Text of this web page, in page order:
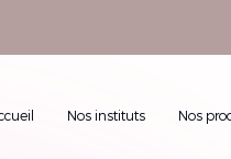
Nos instituts Nos